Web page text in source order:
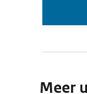
Meer